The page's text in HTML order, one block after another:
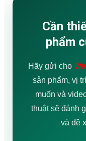
Cần
phẩm
Hãy gửi cho
sản phẩm, vị
muốn và
thuật sẽ đánh
và đề